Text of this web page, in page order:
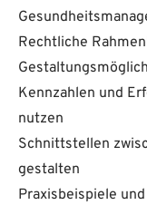
Rechtliche
Kennzahlen und
nutzen
Schnittstellen
gestalten
Praxisbeispiele